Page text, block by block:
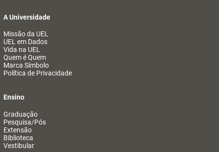
A Universidade
Missão da UEL
UEL em Dados
Vida na UEL
Quem é Quem
Marca Símbolo
Política de Privacidade
Ensino
Graduação
Pesquisa/Pós
Extensão
Biblioteca
Vestibular